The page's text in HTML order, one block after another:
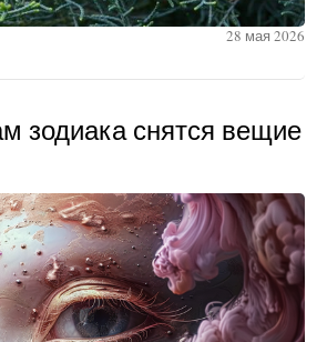
28 мая 2026
зодиака снятся вещие